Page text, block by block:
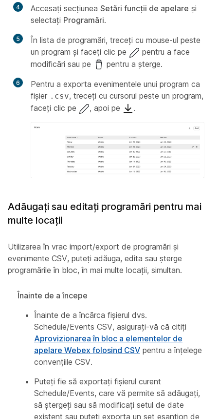
4 Accesați secțiunea Setări funcții de apelare și
selectați Programări.
5
În lista de programări, treceți cu mouse-ul peste
un program și faceți clic pe
pentru a face
modificări sau pe
pentru a șterge.
6
Pentru a exporta evenimentele unui program ca
fișier .csv, treceți cu cursorul peste un program,
faceți clic pe
, apoi pe .
Adăugați sau editați programări pentru mai
multe locații
Utilizarea în vrac import/export de programări și
evenimente CSV, puteți adăuga, edita sau șterge
programările în bloc, în mai multe locații, simultan.
Înainte de a începe
Înainte de a încărca fișierul dvs.
Schedule/Events CSV, asigurați-vă că citiți
Aprovizionarea în bloc a elementelor de
apelare Webex folosind CSV pentru a înțelege
convențiile CSV.
Puteți fie să exportați fișierul curent
Schedule/Events, care vă permite să adăugați,
să ștergeți sau să modificați setul de date
existent sau puteți exporta un set eșantion de